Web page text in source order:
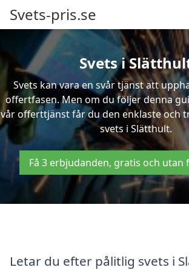
Svets-pris.se
Svets i
Svets kan vara en svår tjänst att
offertfasen. Men om du följer denna
vår offerttjänst får du den enklaste och
svets i Slätthult.
Få 3 erbjudanden, gratis och
Letar du efter pålitlig svets i